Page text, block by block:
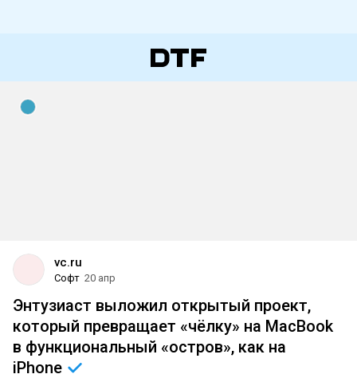
vc.ru
Софт 20 апр
Энтузиаст выложил открытый проект,
который превращает «чёлку» на MacBook
в функциональный «остров», как на
iPhone